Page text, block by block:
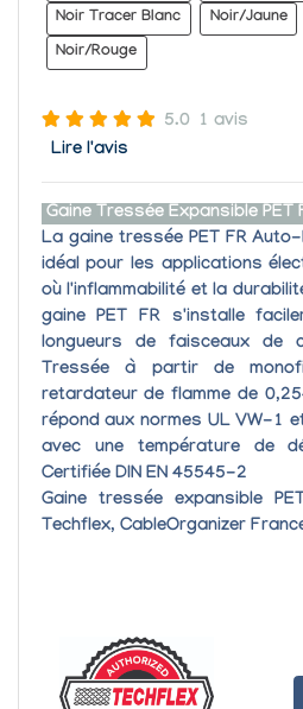
Noir Tracer Blanc
Noir/Jaune
Noir/Rouge
5.0 1 avis
Lire l'avis
Gaine Tressée Expansible
La gaine tressée PET FR
idéal pour les applications
où l'inflammabilité et la
gaine PET FR s'installe
longueurs de faisceaux de
Tressée à partir de
retardateur de flamme de
répond aux normes UL VW-1
avec une température de
Certifiée DIN EN 45545-2
Gaine tressée expansible
Techflex, CableOrganizer